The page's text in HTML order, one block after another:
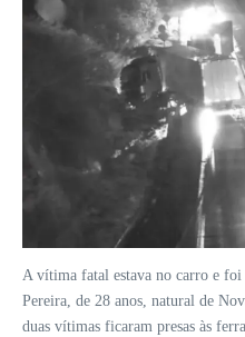
A vítima fatal estava no carro e
Pereira, de 28 anos, natural de
duas vítimas ficaram presas às